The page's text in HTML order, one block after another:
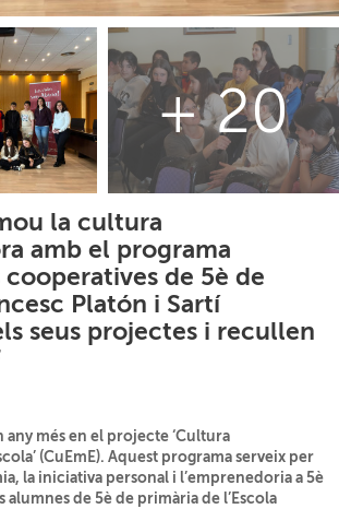
+ 20
la cultura
amb el programa
cooperatives de 5è de
Platón i Sartí
seus projectes i recullen
més en el projecte ‘Cultura
(CuEmE). Aquest programa serveix per
la iniciativa personal i l’emprenedoria a 5è
alumnes de 5è de primària de l’Escola